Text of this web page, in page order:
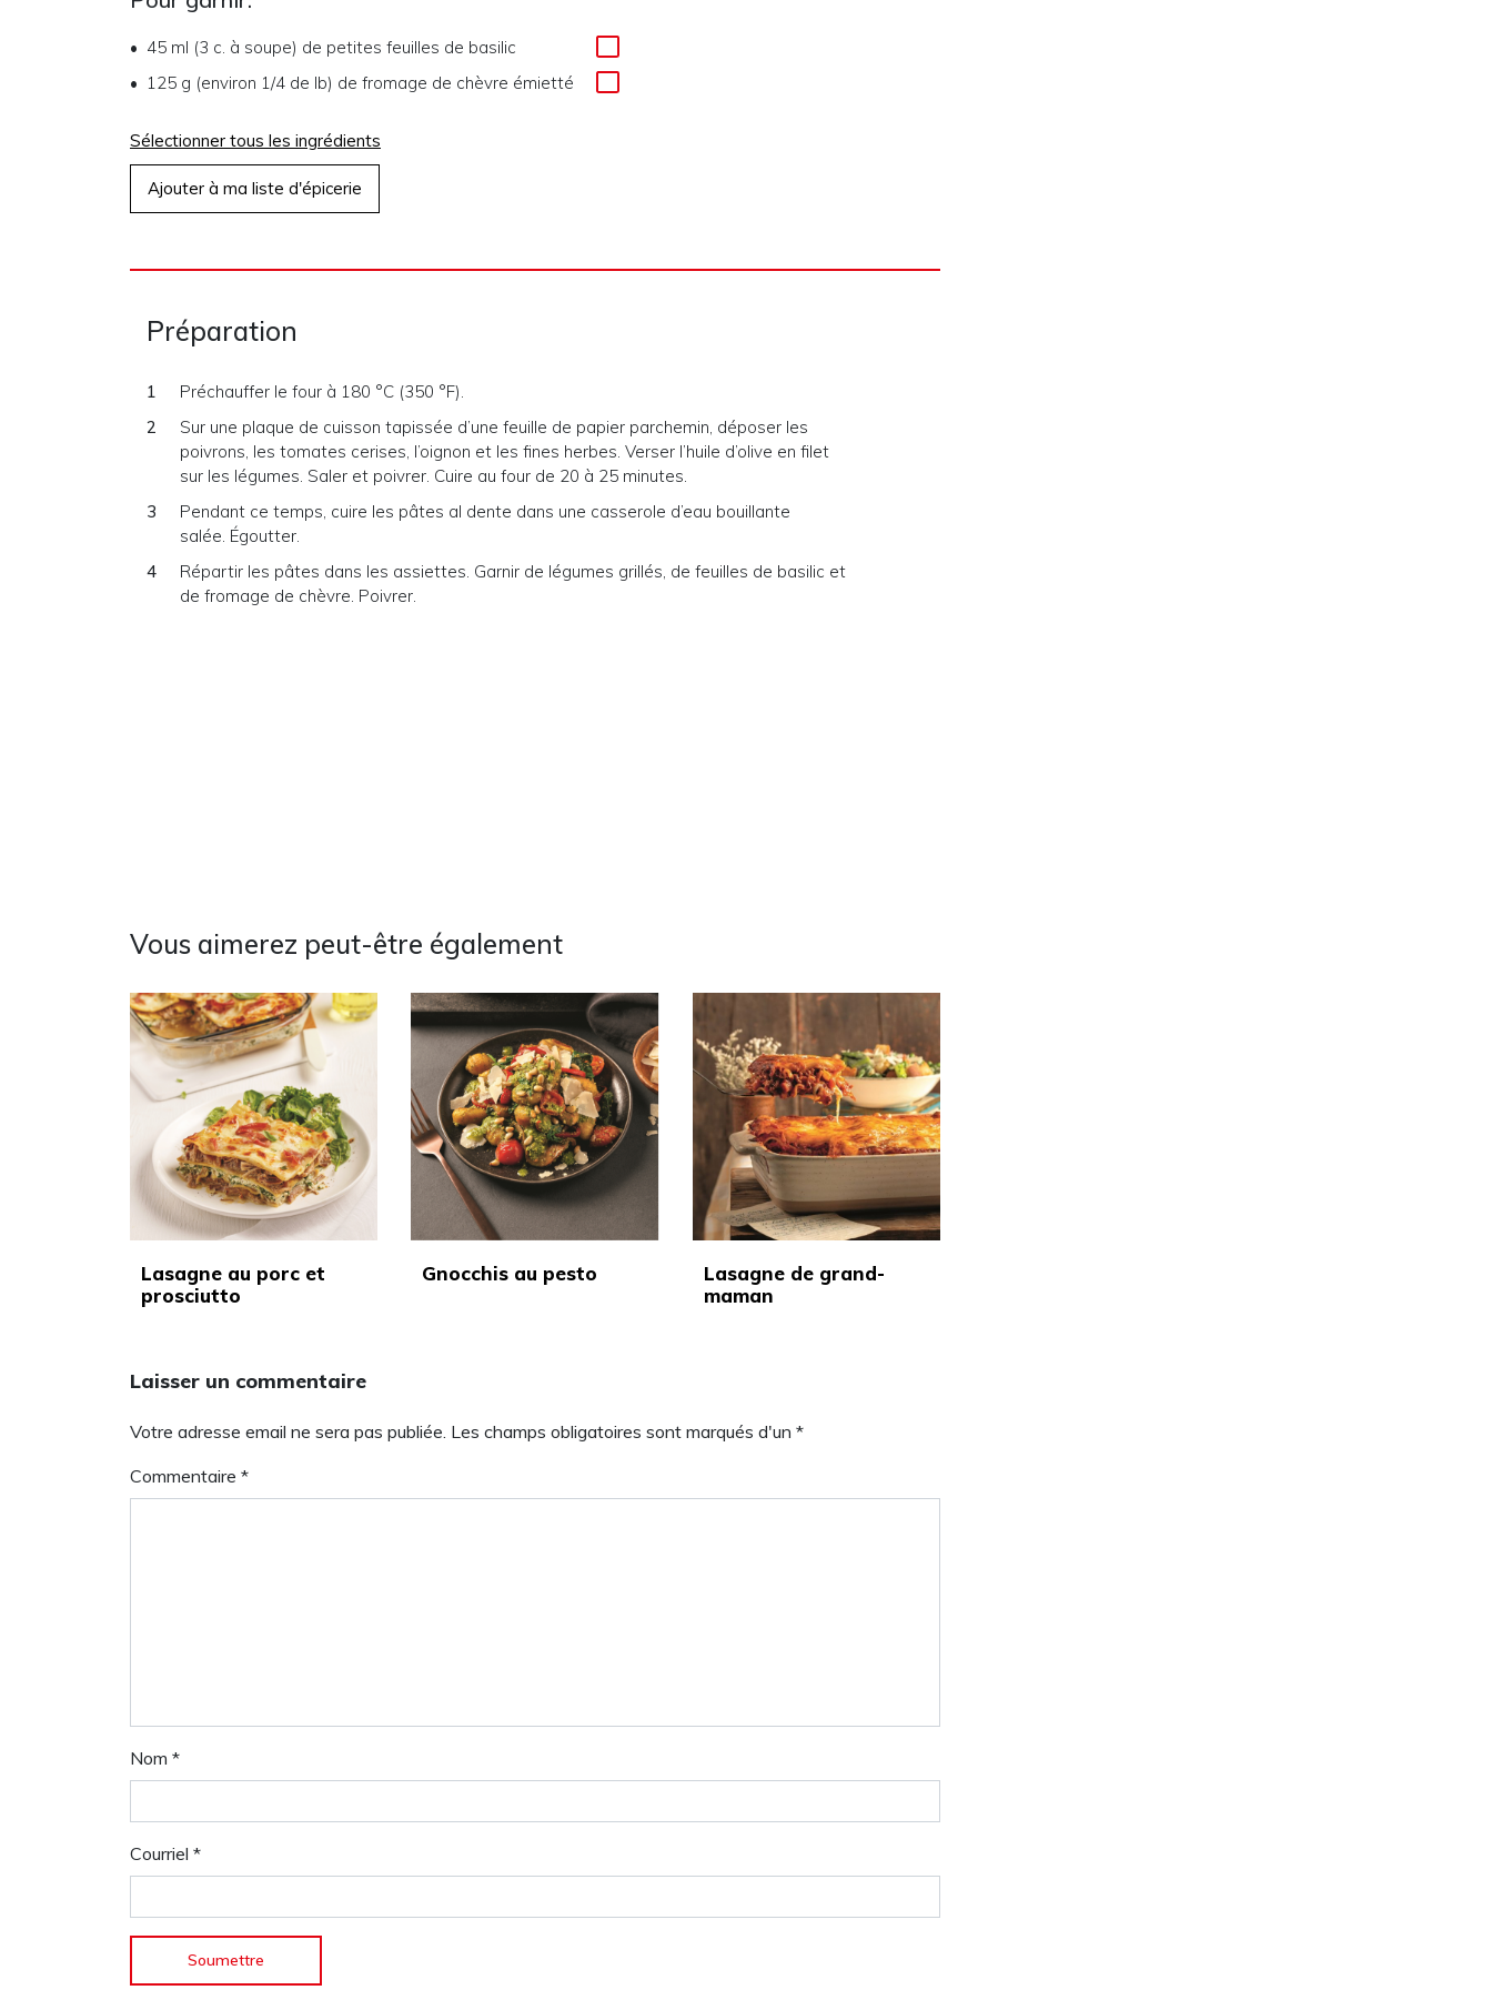
45 ml (3 c. à soupe) de petites feuilles de basilic
125 g (environ 1/4 de lb) de fromage de chèvre émietté
Sélectionner tous les ingrédients
Ajouter à ma liste d'épicerie
Préparation
Préchauffer le four à 180 °C (350 °F).
Sur une plaque de cuisson tapissée d’une feuille de papier parchemin, déposer les
poivrons, les tomates cerises, l’oignon et les fines herbes. Verser l’huile d’olive en filet
sur les légumes. Saler et poivrer. Cuire au four de 20 à 25 minutes.
Pendant ce temps, cuire les pâtes al dente dans une casserole d’eau bouillante
salée. Égoutter.
Répartir les pâtes dans les assiettes. Garnir de légumes grillés, de feuilles de basilic et
de fromage de chèvre. Poivrer.
Vous aimerez peut-être également
Lasagne au porc et
prosciutto
Gnocchis au pesto
Lasagne de grand-
maman
Laisser un commentaire
Votre adresse email ne sera pas publiée. Les champs obligatoires sont marqués d'un *
Commentaire *
Nom *
Courriel *